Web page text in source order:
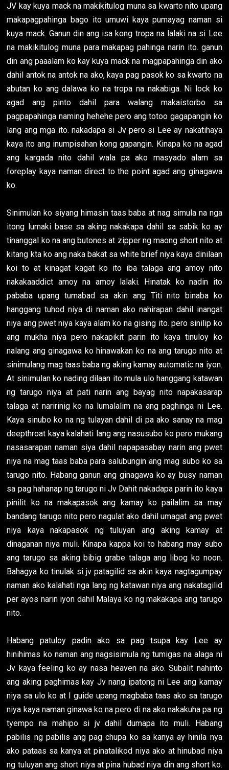
JV kay kuya mack na makikitulog muna sa kwarto nito upang
makapagpahinga bago ito umuwi kaya pumayag naman si
kuya mack. Ganun din ang isa kong tropa na lalaki na si Lee
na makikitulog muna para makapag pahinga narin ito. ganun
din ang paaalam ko kay kuya mack na magpapahinga din ako
dahil antok na antok na ako, kaya pag pasok ko sa kwarto na
abutan ko ang dalawa ko na tropa na nakabiga. Ni lock ko
agad ang pinto dahil para walang makaistorbo sa
pagpapahinga naming hehehe pero ang totoo gagapangin ko
lang ang mga ito. nakadapa si Jv pero si Lee ay nakatihaya
kaya ito ang inumpisahan kong gapangin. Kinapa ko na agad
ang kargada nito dahil wala pa ako masyado alam sa
foreplay kaya naman direct to the point agad ang ginagawa
ko.
Sinimulan ko siyang himasin taas baba at nag simula na nga
itong lumaki base sa aking nakakapa dahil sa sabik ko ay
tinanggal ko na ang butones at zipper ng maong short nito at
kitang kta ko ang naka bakat sa white brief niya kaya dinilaan
koi to at kinagat kagat ko ito iba talaga ang amoy nito
nakakaaddict amoy na amoy lalaki. Hinatak ko nadin ito
pababa upang tumabad sa akin ang Titi nito binaba ko
hanggang tuhod niya di naman ako nahirapan dahil inangat
niya ang pwet niya kaya alam ko na gising ito. pero sinilip ko
ang mukha niya pero nakapikit parin ito kaya tinuloy ko
nalang ang ginagawa ko hinawakan ko na ang tarugo nito at
sinimulang mag taas baba ng aking kamay automatic na iyon.
At sinimulan ko nading dilaan ito mula ulo hanggang katawan
ng tarugo niya at pati narin ang bayag nito napakasarap
talaga at naririnig ko na lumalalim na ang paghinga ni Lee.
Kaya sinubo ko na ng tulayan dahil di pa ako sanay na mag
deepthroat kaya kalahati lang ang nasusubo ko pero mukang
nasasarapan naman siya dahil napapasabay narin ang pwet
niya na mag taas baba para salubungin ang mag subo ko sa
tarugo nito. Habang ganun ang ginagawa ko ay busy naman
sa pag hahanap ng tarugo ni Jv Dahit nakadapa parin ito kaya
pinilit ko na makapasok ang kamay ko pailalim sa may
bandang tarugo nito pero nagulat ako dahil umagat ang pwet
niya kaya nakapasok ng tuluyan ang aking kamay at
dinaganan niya muli. Kinapa kappa koi to habang may subo
ang tarugo sa aking bibig grabe talaga ang libog ko noon.
Bahagya ko tinulak si jv patagilid sa akin kaya nagtagumpay
naman ako kalahati nga lang ng katawan niya ang nakatagilid
per ayos narin iyon dahil Malaya ko ng makakapa ang tarugo
nito.
Habang patuloy padin ako sa pag tsupa kay Lee ay
hinihimas ko naman ang nagsisimula ng tumigas na alaga ni
Jv kaya feeling ko ay nasa heaven na ako. Subalit nahinto
ang aking paghimas kay Jv nang ipatong ni Lee ang kamay
niya sa ulo ko at I guide upang magbaba taas ako sa tarugo
niya kaya naman ginawa ko na pero di na ako nakakuha pa ng
tyempo na mahipo si jv dahil dumapa ito muli. Habang
pabilis ng pabilis ang pag chupa ko sa kanya ay hinila nya
ako pataas sa kanya at pinatalikod niya ako at hinubad niya
ng tuluyan ang short niya at pina hubad niya din ang short ko.